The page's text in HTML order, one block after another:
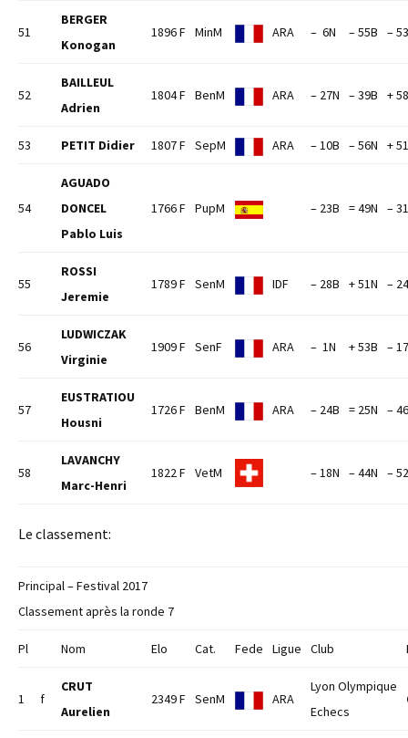
51
BERGER
Konogan
1896 F MinM ARA – 6N – 55B –
52
BAILLEUL
Adrien
1804 F BenM ARA – 27N – 39B +
53 PETIT Didier 1807 F SepM ARA – 10B – 56N +
54
AGUADO
DONCEL
Pablo Luis
1766 F PupM – 23B = 49N –
55
ROSSI
Jeremie
1789 F SenM IDF – 28B + 51N –
56
LUDWICZAK
Virginie
1909 F SenF ARA – 1N + 53B –
57
EUSTRATIOU
Housni
1726 F BenM ARA – 24B = 25N –
58
LAVANCHY
Marc-Henri
1822 F VetM – 18N – 44N –
Le classement:
Principal – Festival 2017
Classement après la ronde 7
Pl Nom Elo Cat. Fede Ligue Club
1 f
CRUT
Aurelien
2349 F SenM ARA
Lyon Olympique
Echecs